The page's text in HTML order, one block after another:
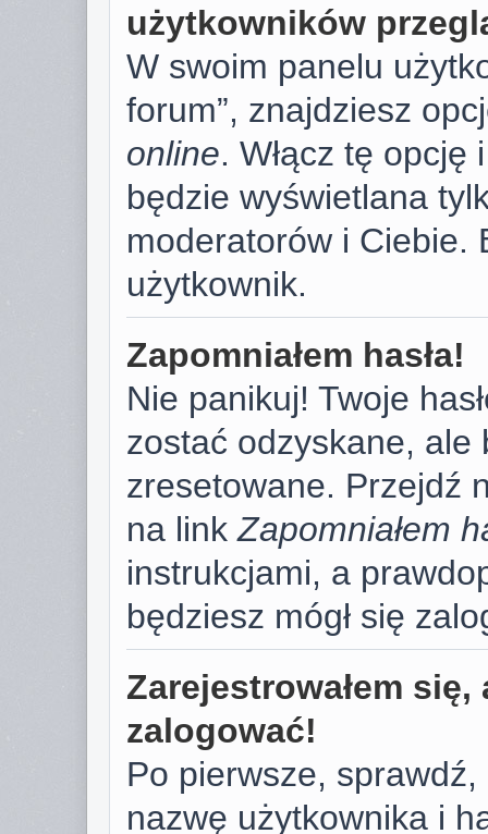
użytkowników
W swoim panelu
forum”, znajdziesz
online. Włącz tę
będzie wyświetlana
moderatorów i Ciebie.
użytkownik.
Zapomniałem hasła!
Nie panikuj! Twoje
zostać odzyskane,
zresetowane. Przejdź
na linkZapomniałem
instrukcjami, a
będziesz mógł się
Zarejestrowałem
zalogować!
Po pierwsze,
nazwę użytkownika i